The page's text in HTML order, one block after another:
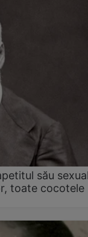
său
toate cocotele